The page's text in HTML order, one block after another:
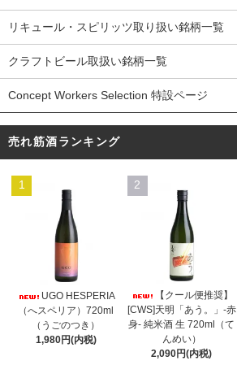
リキュール・スピリッツ取り扱い銘柄一覧
クラフトビール取扱い銘柄一覧
Concept Workers Selection 特設ページ
売れ筋酒ランキング
1
UGO HESPERIA
（へスペリア）720ml
（うごのつき）
1,980円(内税)
2
【クール便推奨】
[CWS]天明「あう。」-赤
身- 純米酒 生 720ml（て
んめい）
2,090円(内税)